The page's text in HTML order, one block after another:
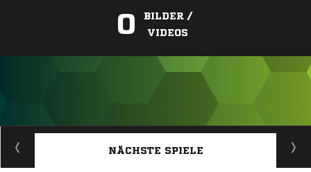
0
BILDER /
VIDEOS
ANZEIGE
NÄCHSTE SPIELE